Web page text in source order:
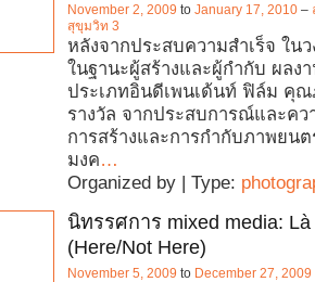
November 2, 2009 to January 17, 2010 –
สุขุมวิท 3
หลังจากประสบความสำเร็จ ใน
ในฐานะผู้สร้างและผู้กำกับ ผลง
ประเภทอินดีเพนเด้นท์ ฟิล์ม คุ
รางวัล จากประสบการณ์และคว
การสร้างและการกำกับภาพยน
มงค…
Organized by | Type:
นิทรรศการ mixed media: Là
(Here/Not Here)
November 5, 2009 to December 27, 2009